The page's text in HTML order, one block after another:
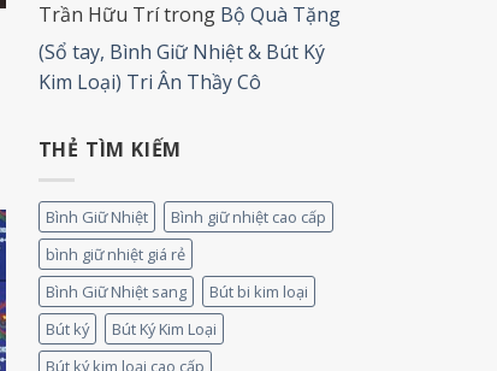
Trần Hữu Trítrong Bộ Quà Tặng
(Sổ tay, Bình Giữ Nhiệt & Bút Ký
Kim Loại) Tri Ân Thầy Cô
THẺ TÌM KIẾM
Bình Giữ Nhiệt
Bình giữ nhiệt cao cấp
bình giữ nhiệt giá rẻ
Bình Giữ Nhiệt sang
Bút bi kim loại
Bút ký
Bút Ký Kim Loại
Bút ký kim loại cao cấp